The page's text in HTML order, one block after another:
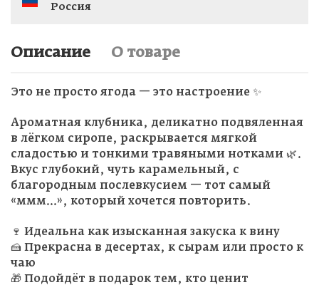
Россия
Описание О товаре
Это не просто ягода — это настроение ✨
Ароматная клубника, деликатно подвяленная
в лёгком сиропе, раскрывается мягкой
сладостью и тонкими травяными нотками 🌿.
Вкус глубокий, чуть карамельный, с
благородным послевкусием — тот самый
«ммм…», который хочется повторить.
🍷 Идеальна как изысканная закуска к вину
🍰 Прекрасна в десертах, к сырам или просто к
чаю
🎁 Подойдёт в подарок тем, кто ценит